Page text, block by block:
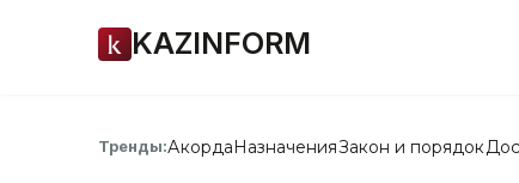
KAZINFORM
Тренды:АкордаНазначенияЗакон и порядок